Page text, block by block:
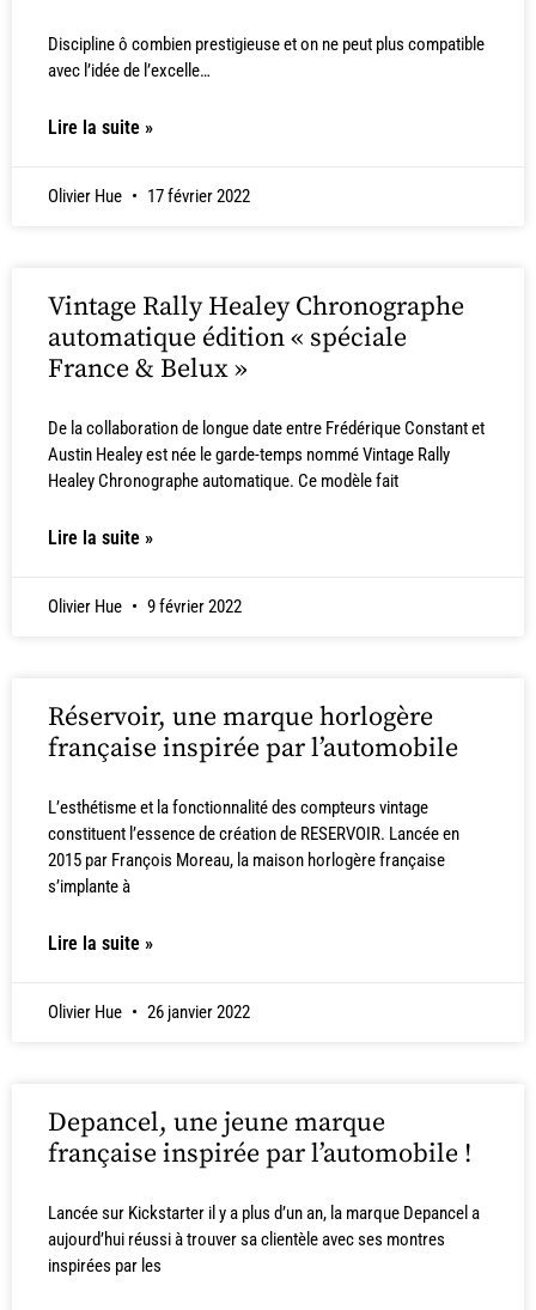
Discipline ô combien prestigieuse et on ne peut plus compatible
avec l’idée de l’excelle…
Lire la suite »
Olivier Hue 17 février 2022
Vintage Rally Healey Chronographe
automatique édition « spéciale
France & Belux »
De la collaboration de longue date entre Frédérique Constant et
Austin Healey est née le garde-temps nommé Vintage Rally
Healey Chronographe automatique. Ce modèle fait
Lire la suite »
Olivier Hue 9 février 2022
Réservoir, une marque horlogère
française inspirée par l’automobile
L’esthétisme et la fonctionnalité des compteurs vintage
constituent l’essence de création de RESERVOIR. Lancée en
2015 par François Moreau, la maison horlogère française
s’implante à
Lire la suite »
Olivier Hue 26 janvier 2022
Depancel, une jeune marque
française inspirée par l’automobile !
Lancée sur Kickstarter il y a plus d’un an, la marque Depancel a
aujourd’hui réussi à trouver sa clientèle avec ses montres
inspirées par les